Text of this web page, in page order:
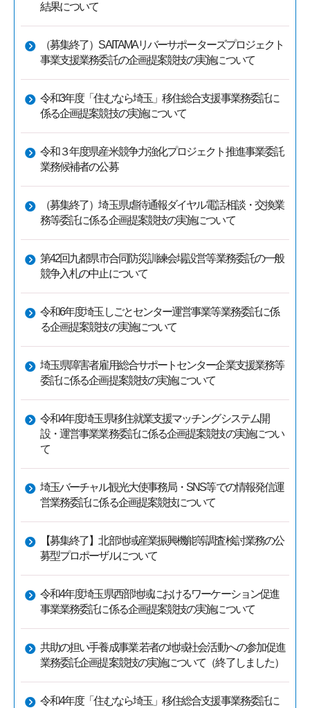
結果について
（募集終了）SAITAMAリバーサポーターズプロジェクト
事業支援業務委託の企画提案競技の実施について
令和3年度「住むなら埼玉」移住総合支援事業務委託に
係る企画提案競技の実施について
令和３年度県産米競争力強化プロジェクト推進事業委託
業務候補者の公募
（募集終了）埼玉県虐待通報ダイヤル電話相談・交換業
務等委託に係る企画提案競技の実施について
第42回九都県市合同防災訓練会場設営等業務委託の一般
競争入札の中止について
令和6年度埼玉しごとセンター運営事業等業務委託に係
る企画提案競技の実施について
埼玉県障害者雇用総合サポートセンター企業支援業務等
委託に係る企画提案競技の実施について
令和4年度埼玉県移住就業支援マッチングシステム開
設・運営事業業務委託に係る企画提案競技の実施につい
て
埼玉バーチャル観光大使事務局・SNS等での情報発信運
営業務委託に係る企画提案競技について
【募集終了】北部地域産業振興機能等調査検討業務の公
募型プロポーザルについて
令和4年度埼玉県西部地域におけるワーケーション促進
事業業務委託に係る企画提案競技の実施について
共助の担い手養成事業 若者の地域社会活動への参加促進
業務委託企画提案競技の実施について（終了しました）
令和4年度「住むなら埼玉」移住総合支援事業務委託に